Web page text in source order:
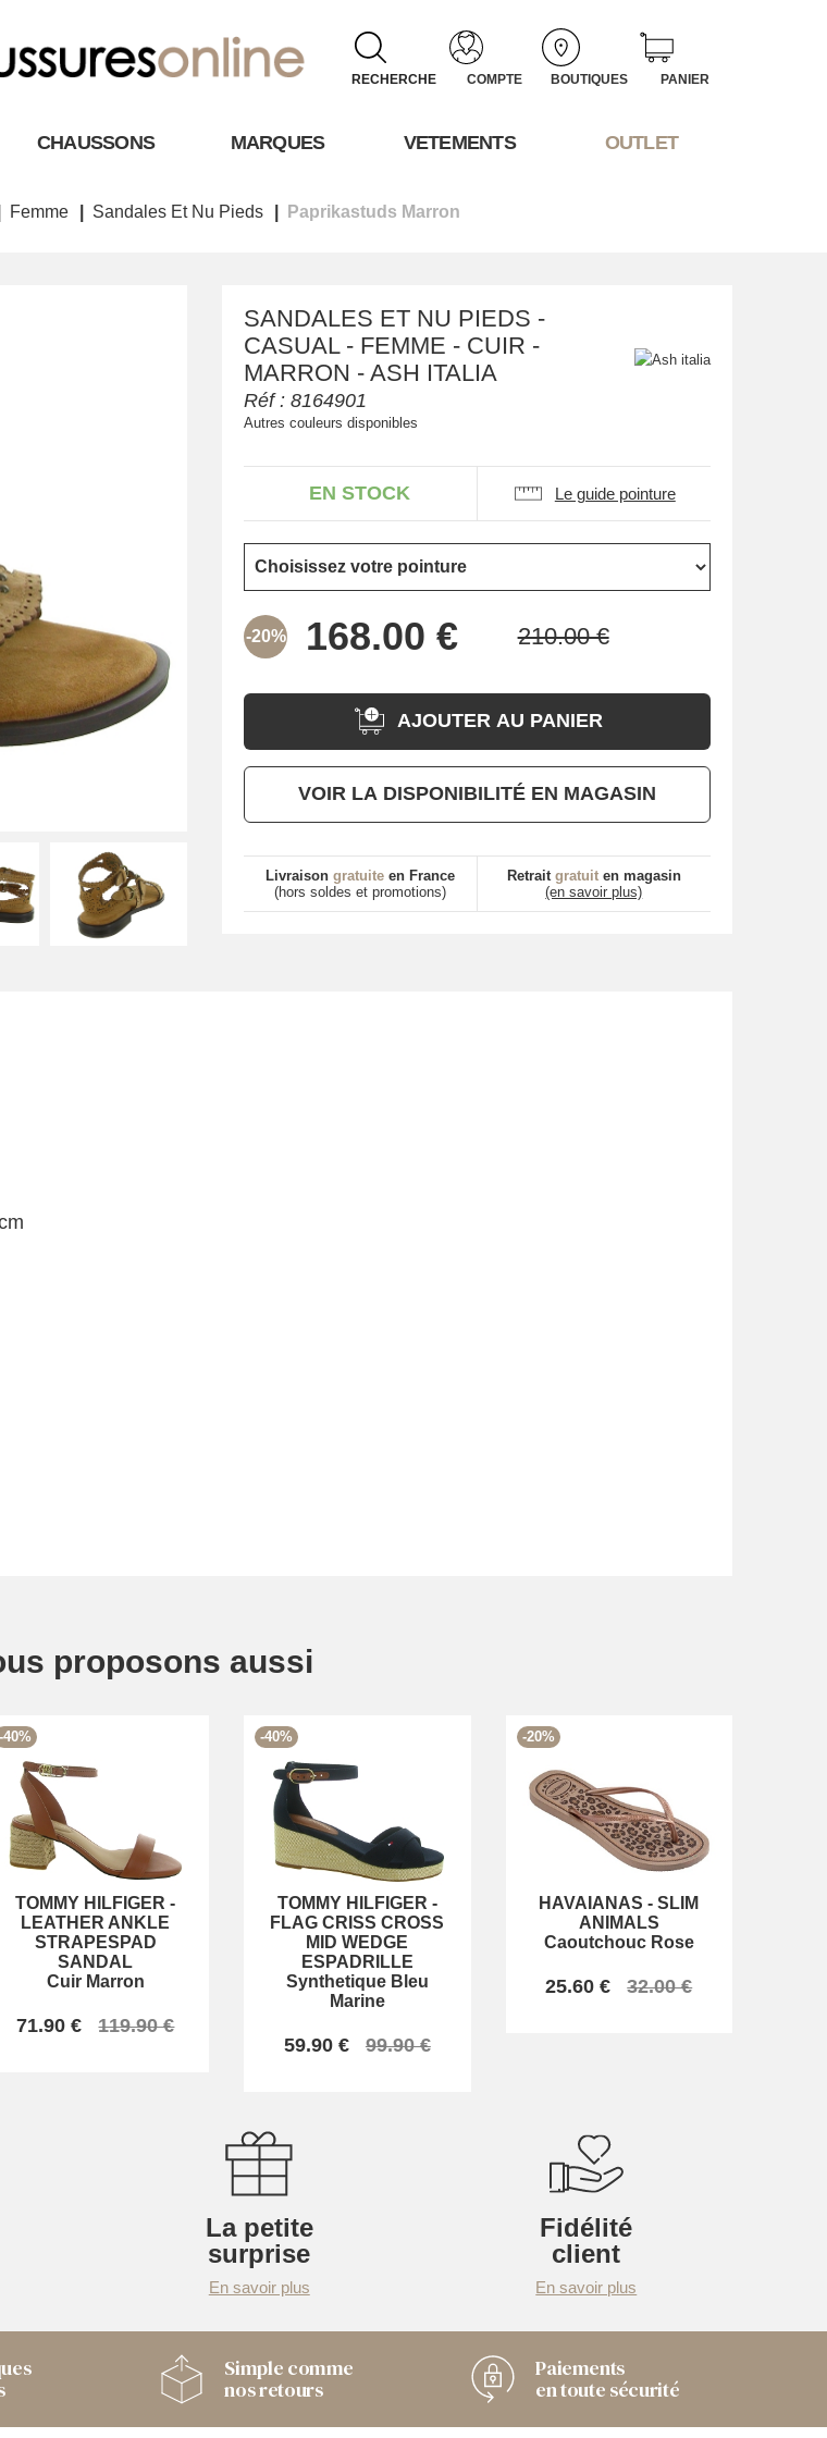
RECHERCHE COMPTE BOUTIQUES PANIER
CHAUSSONS MARQUES VETEMENTS OUTLET
Femme Sandales Et Nu Pieds Paprikastuds Marron
SANDALES ET NU PIEDS -
CASUAL - FEMME - CUIR -
MARRON - ASH ITALIA
Réf :8164901
Autres couleurs disponibles
EN STOCK Le guide pointure
-20%
AJOUTER AU PANIER
VOIR LA DISPONIBILITÉ EN MAGASIN
Livraison gratuiteen France
(hors soldes et promotions)
Retrait gratuiten magasin
(en savoir plus)
proposons aussi
-40%
TOMMY HILFIGER -
LEATHER ANKLE
STRAPESPAD
SANDAL
Cuir Marron
71.90 € 119.90 €
-40%
TOMMY HILFIGER -
FLAG CRISS CROSS
MID WEDGE
ESPADRILLE
Synthetique Bleu
Marine
59.90 € 99.90 €
-20%
HAVAIANAS -SLIM
ANIMALS
Caoutchouc Rose
25.60 € 32.00 €
La petite
surprise
En savoir plus
Fidélité
client
En savoir plus
Simple comme
nos retours
Paiements
en toute sécurité